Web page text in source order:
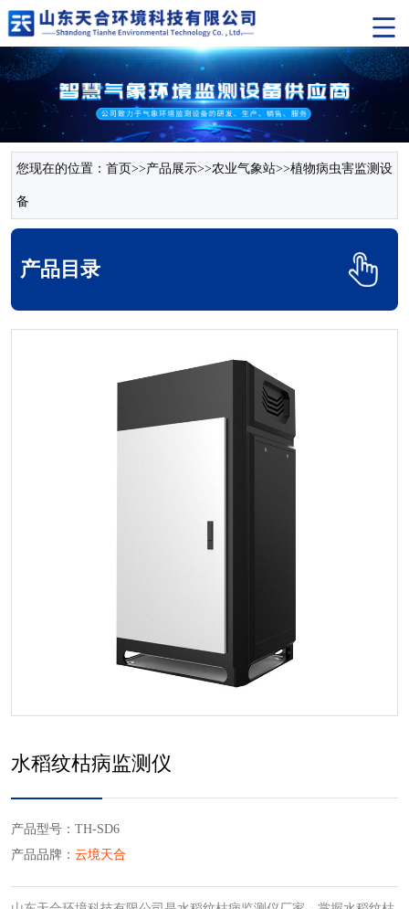
您现在的位置： 首页>>产品展示>>农业气象站>>植物病虫害监测设
备
产品目录
水稻纹枯病监测仪
产品型号：TH-SD6
产品品牌： 云境天合